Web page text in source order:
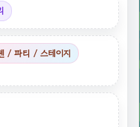
/ 파티 / 스테이지